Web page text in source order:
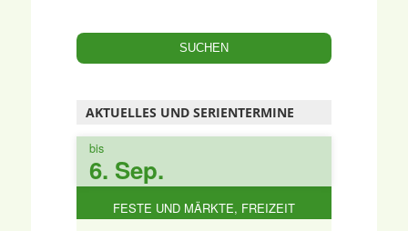
AKTUELLES UND SERIENTERMINE
bis
6. Sep.
FESTE UND MÄRKTE, FREIZEIT